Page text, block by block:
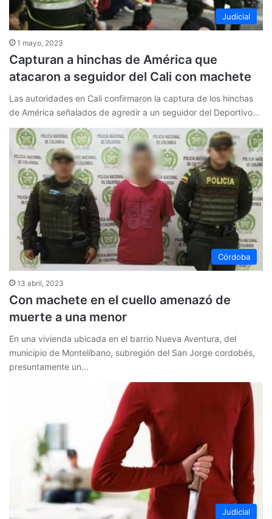
Judicial
1 mayo, 2023
Capturan a hinchas de América que
atacaron a seguidor del Cali con machete
Las autoridades en Cali confirmaron la captura de los hinchas
de América señalados de agredir a un seguidor del Deportivo…
Córdoba
13 abril, 2023
Con machete en el cuello amenazó de
muerte a una menor
En una vivienda ubicada en el barrio Nueva Aventura, del
municipio de Montelíbano, subregión del San Jorge cordobés,
presuntamente un…
Judicial